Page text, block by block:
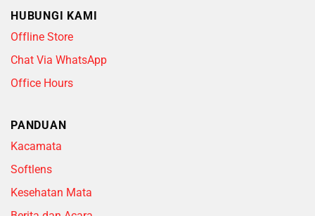
HUBUNGI KAMI
Offline Store
Chat Via WhatsApp
Office Hours
PANDUAN
Kacamata
Softlens
Kesehatan Mata